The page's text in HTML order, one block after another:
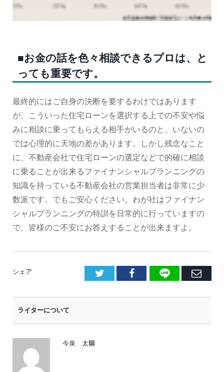
■お金の話を色々相談できるプロは、と
っても重要です。
最終的にはご自身の決断を要するわけではあります
が、こういった住宅ローンを選択する上での不安や悩
みに相談に乗ってもらえる相手がいるのと、いないの
では心理的に天地の差があります。しかし残念なこと
に、不動産会社で住宅ローンの選定などで的確に相談
に乗ることが出来るファイナンシャルプランニングの
知識を持っている不動産会社の営業担当者は非常に少
数派です。でもご安心ください。わが社はファイナン
シャルプランニングの特訓を日常的に行っていますの
で、皆様のご不安にお答えすることが出来ますよ。
シェア Facebook
LINE
E
ライターについて
今泉 太爾